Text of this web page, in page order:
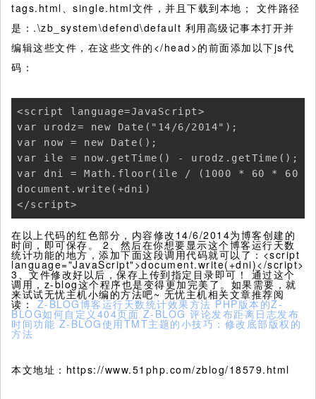
tags.html、single.html文件，并且下载到本地； 文件路径
是：.\zb_system\defend\default 利用高级记事本打开并
编辑这些文件，在这些文件的</head>的前面添加以下js代
码：
<script language=JavaScript>
var urodz= new Date("14/6/2014");
var now = new Date();
var ile = now.getTime() - urodz.getTime();
var dni = Math.floor(ile / (1000 * 60 * 60
document.write(+dni)
</script>
在以上代码的红色部分，内容修改14/6/2014为博客创建的
时间，即可保存。 2、然后在你想要显示这个博客运行天数
统计功能的地方，添加下面这段调用代码就可以了：<script
language="JavaScript">document.write(+dni)</script>
3、文件修改好以后，保存上传到指定目录即可！ 通过这个
调用，z-blog这个程序也是变得更加完美了。如果需要，就
来试试无忧主机小编的方法吧~ 无忧主机相关文章推荐阅
读：Z-BLOG博客运行天数统计效果方法 PHP版本的Z-
BLOG如何自定义404页面 Z-BLOG 评论发布距离日志发布
时间功能 Z-BLOG使用TMT主题的小技巧：修改底部版权的
方法
本文地址：https://www.51php.com/zblog/18579.html